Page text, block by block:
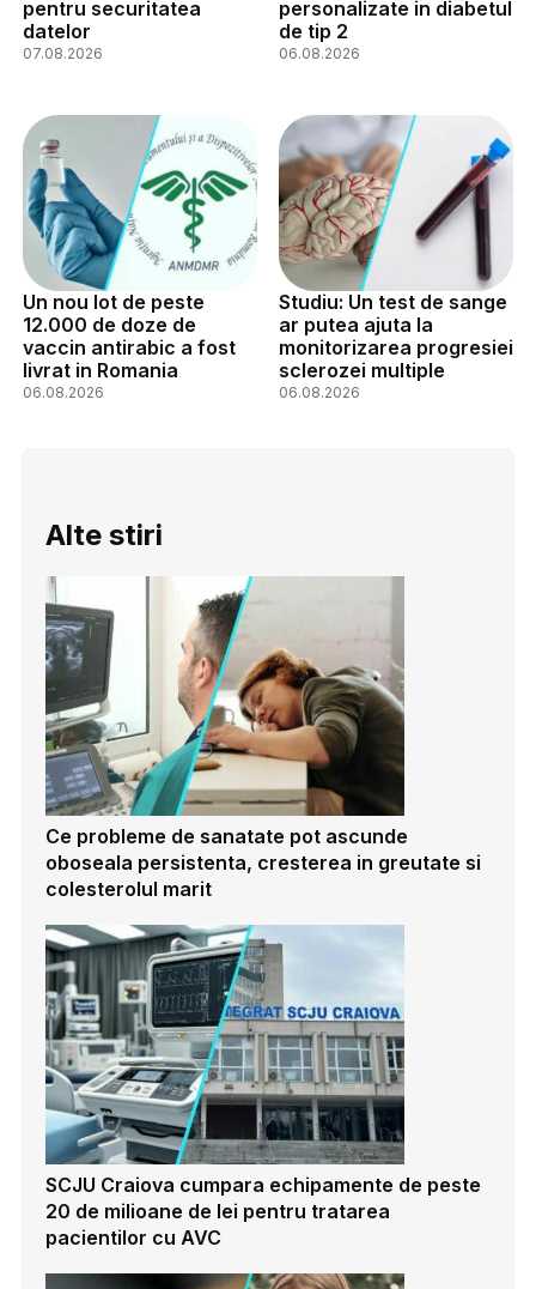
pentru securitatea
datelor
07.08.2026
personalizate in diabetul
de tip 2
06.08.2026
Un nou lot de peste
12.000 de doze de
vaccin antirabic a fost
livrat in Romania
06.08.2026
Studiu: Un test de sange
ar putea ajuta la
monitorizarea progresiei
sclerozei multiple
06.08.2026
Alte stiri
Ce probleme de sanatate pot ascunde
oboseala persistenta, cresterea in greutate si
colesterolul marit
SCJU Craiova cumpara echipamente de peste
20 de milioane de lei pentru tratarea
pacientilor cu AVC